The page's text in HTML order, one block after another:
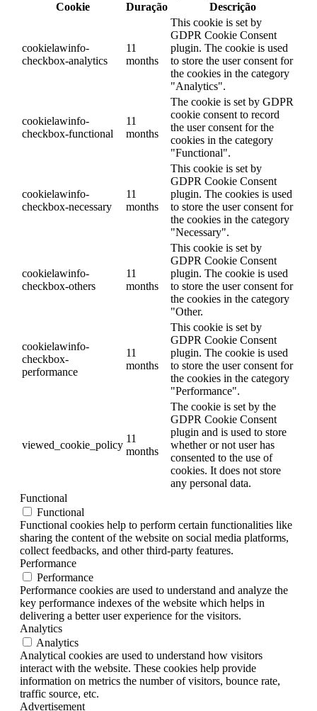
Cookie
Duração Descrição
cookielawinfo-
checkbox-analytics
11
months
This cookie is set by
GDPR Cookie Consent
plugin. The cookie is used
to store the user consent for
the cookies in the category
"Analytics".
cookielawinfo-
checkbox-functional
11
months
The cookie is set by GDPR
cookie consent to record
the user consent for the
cookies in the category
"Functional".
cookielawinfo-
checkbox-necessary
11
months
This cookie is set by
GDPR Cookie Consent
plugin. The cookies is used
to store the user consent for
the cookies in the category
"Necessary".
cookielawinfo-
checkbox-others
11
months
This cookie is set by
GDPR Cookie Consent
plugin. The cookie is used
to store the user consent for
the cookies in the category
"Other.
cookielawinfo-
checkbox-
performance
11
months
This cookie is set by
GDPR Cookie Consent
plugin. The cookie is used
to store the user consent for
the cookies in the category
"Performance".
viewed_cookie_policy
11
months
The cookie is set by the
GDPR Cookie Consent
plugin and is used to store
whether or not user has
consented to the use of
cookies. It does not store
any personal data.
Functional
Functional
Functional cookies help to perform certain functionalities like
sharing the content of the website on social media platforms,
collect feedbacks, and other third-party features.
Performance
Performance
Performance cookies are used to understand and analyze the
key performance indexes of the website which helps in
delivering a better user experience for the visitors.
Analytics
Analytics
Analytical cookies are used to understand how visitors
interact with the website. These cookies help provide
information on metrics the number of visitors, bounce rate,
traffic source, etc.
Advertisement